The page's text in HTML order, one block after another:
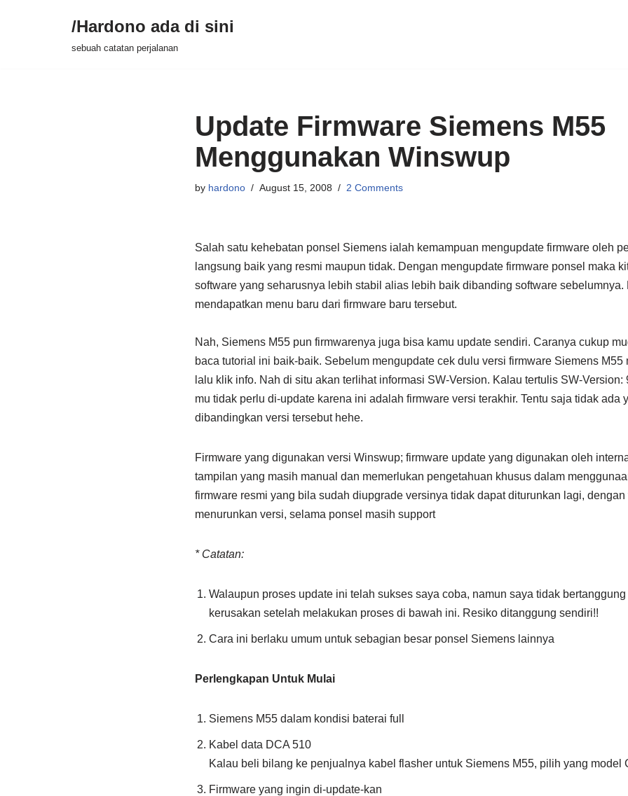
/Hardono ada di sini
sebuah catatan perjalanan
Update Firmware Siemens M55
Menggunakan Winswup
by hardono August 15, 2008 2 Comments
Salah satu kehebatan ponsel Siemens ialah kemampuan mengupdate firmware oleh
langsung baik yang resmi maupun tidak. Dengan mengupdate firmware ponsel maka
software yang seharusnya lebih stabil alias lebih baik dibanding software sebelumnya.
mendapatkan menu baru dari firmware baru tersebut.
Nah, Siemens M55 pun firmwarenya juga bisa kamu update sendiri. Caranya cukup
baca tutorial ini baik-baik. Sebelum mengupdate cek dulu versi firmware Siemens M55
lalu klik info. Nah di situ akan terlihat informasi SW-Version. Kalau tertulis SW-Version:
mu tidak perlu di-update karena ini adalah firmware versi terakhir. Tentu saja tidak ada
dibandingkan versi tersebut hehe.
Firmware yang digunakan versi Winswup; firmware update yang digunakan oleh
tampilan yang masih manual dan memerlukan pengetahuan khusus dalam
firmware resmi yang bila sudah diupgrade versinya tidak dapat diturunkan lagi,
menurunkan versi, selama ponsel masih support
* Catatan:
Walaupun proses update ini telah sukses saya coba, namun saya tidak
kerusakan setelah melakukan proses di bawah ini. Resiko ditanggung sendiri!!
Cara ini berlaku umum untuk sebagian besar ponsel Siemens lainnya
Perlengkapan Untuk Mulai
Siemens M55 dalam kondisi baterai full
Kabel data DCA 510
Kalau beli bilang ke penjualnya kabel flasher untuk Siemens M55, pilih yang model
Firmware yang ingin di-update-kan